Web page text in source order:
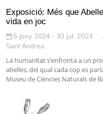
Exposició: Més que
vida en joc
5 juny 2024 - 30 jul. 2024
Sant Andreu
La humanitat s’enfronta a un
abelles, del qual cada cop es
Museu de Ciències Naturals de